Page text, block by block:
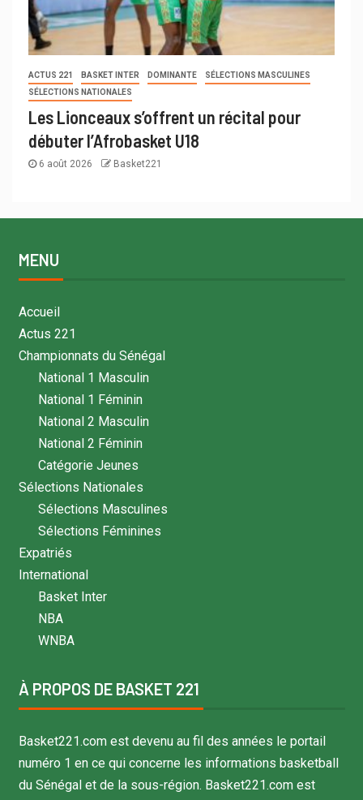
ACTUS 221 BASKET INTER DOMINANTE
SÉLECTIONS MASCULINES
SÉLECTIONS NATIONALES
Les Lionceaux s’offrent un récital pour
débuter l’Afrobasket U18
6 août 2026 Basket221
MENU
Accueil
Actus 221
Championnats du Sénégal
National 1 Masculin
National 1 Féminin
National 2 Masculin
National 2 Féminin
Catégorie Jeunes
Sélections Nationales
Sélections Masculines
Sélections Féminines
Expatriés
International
Basket Inter
NBA
WNBA
À PROPOS DE BASKET 221
Basket221.com est devenu au fil des années le portail
numéro 1 en ce qui concerne les informations basketball
du Sénégal et de la sous-région. Basket221.com est